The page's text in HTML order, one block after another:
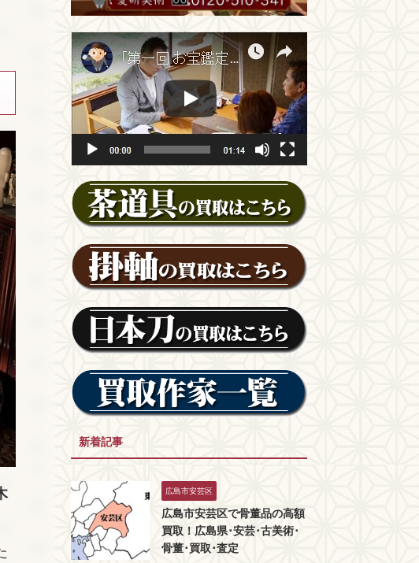
新着記事
広島市安芸区
広島市安芸区で骨董品の高額
買取！広島県･安芸･古美術･
骨董･買取･査定